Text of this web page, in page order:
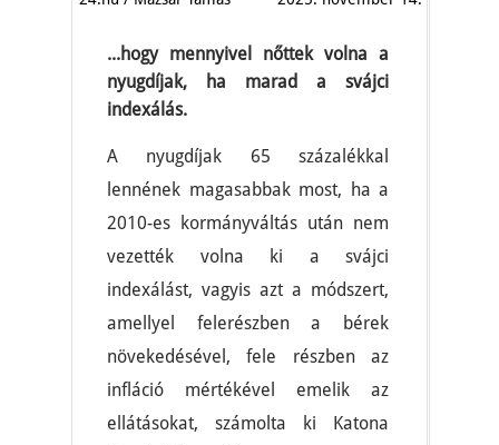
...hogy mennyivel nőttek volna a
nyugdíjak, ha marad a svájci
indexálás.
A nyugdíjak 65 százalékkal
lennének magasabbak most, ha a
2010-es kormányváltás után nem
vezették volna ki a svájci
indexálást, vagyis azt a módszert,
amellyel felerészben a bérek
növekedésével, fele részben az
infláció mértékével emelik az
ellátásokat, számolta ki Katona